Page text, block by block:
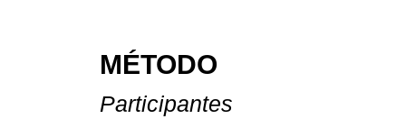
MÉTODO
Participantes